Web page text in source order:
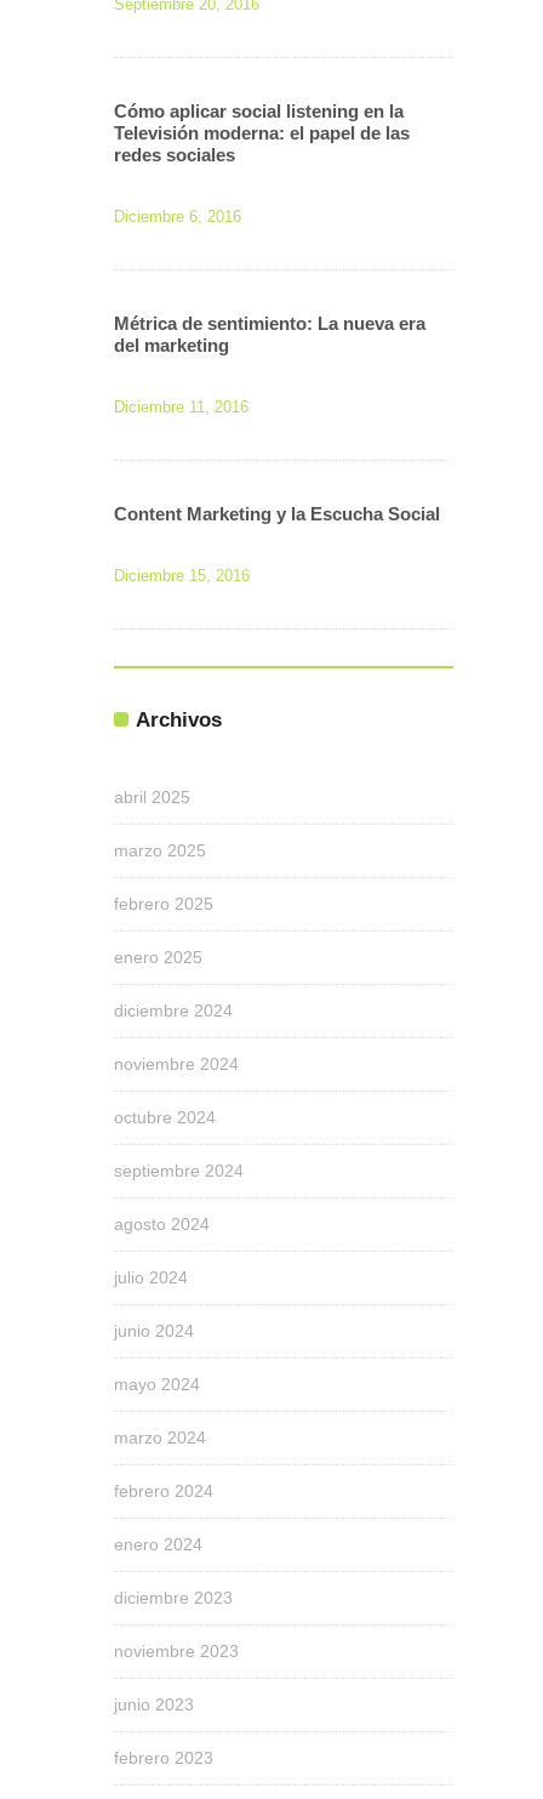
Septiembre 20, 2016
Cómo aplicar social listening en la
Televisión moderna: el papel de las
redes sociales
Diciembre 6, 2016
Métrica de sentimiento: La nueva era
del marketing
Diciembre 11, 2016
Content Marketing y la Escucha Social
Diciembre 15, 2016
Archivos
abril 2025
marzo 2025
febrero 2025
enero 2025
diciembre 2024
noviembre 2024
octubre 2024
septiembre 2024
agosto 2024
julio 2024
junio 2024
mayo 2024
marzo 2024
febrero 2024
enero 2024
diciembre 2023
noviembre 2023
junio 2023
febrero 2023